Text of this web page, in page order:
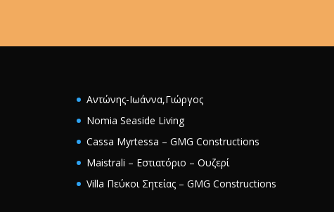
Αντώνης-Ιωάννα,Γιώργος
Nomia Seaside Living
Cassa Myrtessa – GMG Constructions
Maistrali – Εστιατόριο – Ουζερί
Villa Πεύκοι Σητείας – GMG Constructions